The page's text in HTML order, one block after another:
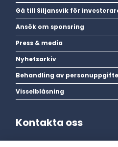
Gå till Siljansvik för
Ansök om sponsring
Press & media
Nyhetsarkiv
Behandling av
Visselblåsning
Kontakta oss